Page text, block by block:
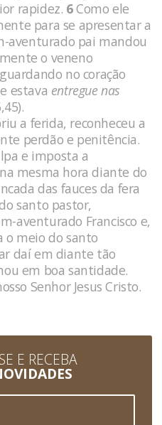
rapidez. 6Como ele
para se apresentar a
aventurado pai mandou
o veneno
no coração
estava entregue nas
a ferida, reconheceu a
perdão e penitência.
e imposta a
mesma hora diante do
das fauces da fera
santo pastor,
aventurado Francisco e,
o meio do santo
daí em diante tão
em boa santidade.
Senhor Jesus Cristo.
E RECEBA